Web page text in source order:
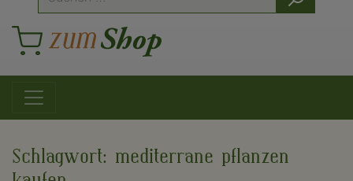
nach:
Hauptnavigation
Schlagwort: mediterrane pflanzen